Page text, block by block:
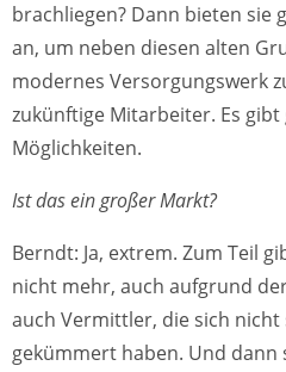
brachliegen? Dann bieten sie
an, um neben diesen alten
modernes Versorgungswerk
zukünftige Mitarbeiter. Es gibt
Möglichkeiten.
Ist das ein großer Markt?
Berndt: Ja, extrem. Zum Teil
nicht mehr, auch aufgrund
auch Vermittler, die sich
gekümmert haben. Und dann